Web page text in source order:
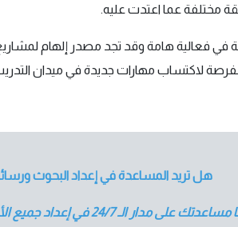
مختلفة عما اعتدت عليه.
فعالية هامة وقد تجد مصدر إلهام
لاكتساب مهارات جديدة في ميدان
هل تريد المساعدة في إعداد البحوث
على مدار الـ 24/7 في إعداد جميع الأبحاث والرسائل العلمية.